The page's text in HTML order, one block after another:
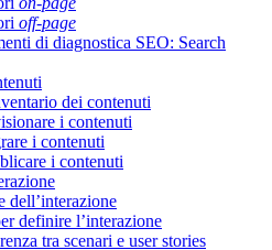
off-page
di diagnostica SEO: Search
dei contenuti
i contenuti
i contenuti
i contenuti
dell’interazione
definire l’interazione
tra scenari e user stories